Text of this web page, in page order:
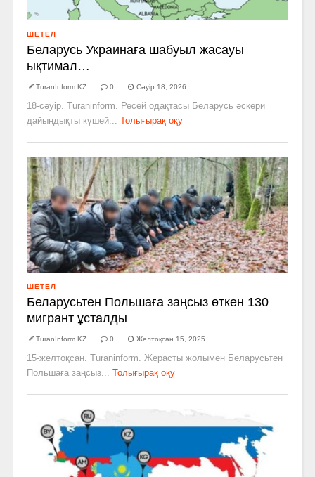
ШЕТЕЛ
Беларусь Украинаға шабуыл жасауы
ықтимал…
TuranInform KZ 0 Сәуір 18, 2026
18-сәуір. Turaninform. Ресей одақтасы Беларусь әскери
дайындықты күшей...
Толығырақ оқу
ШЕТЕЛ
Беларусьтен Польшаға заңсыз өткен 130
мигрант ұсталды
TuranInform KZ 0 Желтоқсан 15, 2025
15-желтоқсан. Turaninform. Жерасты жолымен Беларусьтен
Польшаға заңсыз...
Толығырақ оқу